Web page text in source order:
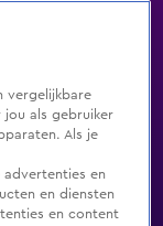
Genres
vergelijkbare
jou als gebruiker
Als je
en
en diensten
en content